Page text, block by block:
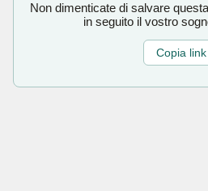
Non dimenticate di salvare
in seguito il vostro
Copia link